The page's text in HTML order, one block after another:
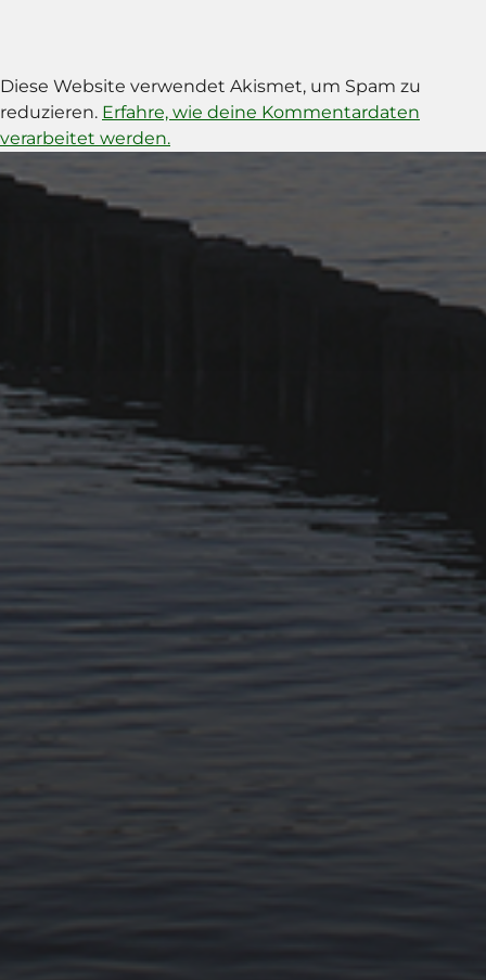
Diese Website verwendet Akismet, um Spam zu
reduzieren. Erfahre, wie deine Kommentardaten
verarbeitet werden.